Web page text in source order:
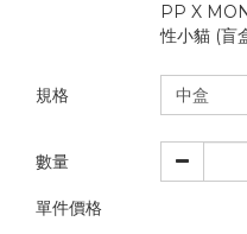
PP X
性小貓 (盲
規格
數量
單件價格